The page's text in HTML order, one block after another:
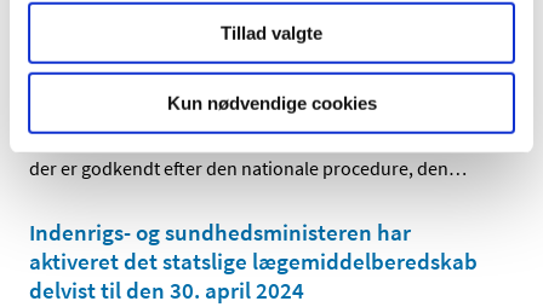
Tillad valgte
Kun nødvendige cookies
Opdatering af produktresumeer på grund af
ændrede ATC-koder for 2024
Indehavere af markedsføringstilladelser til lægemidler,
der er godkendt efter den nationale procedure, den…
Indenrigs- og sundhedsministeren har
aktiveret det statslige lægemiddelberedskab
delvist til den 30. april 2024